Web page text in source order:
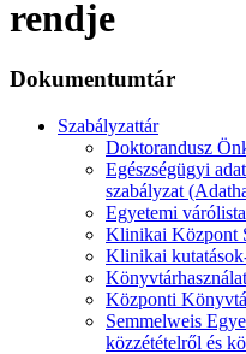
rendje
Dokumentumtár
Szabályzattár
Doktorandusz
Egészségügyi
szabályzat
Egyetemi
Klinikai Központ
Klinikai
Központi
Semmelweis
közzétételről és